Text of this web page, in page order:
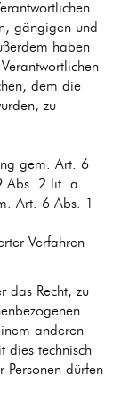
gängigen und
haben
dem die
zu
gem. Art. 6
Abs. 2 lit. a
Art. 6 Abs. 1
Verfahren
das Recht, zu
anderen
dies technisch
Personen dürfen